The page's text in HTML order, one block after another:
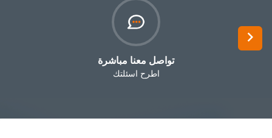
اطرح اسئلتك
Next